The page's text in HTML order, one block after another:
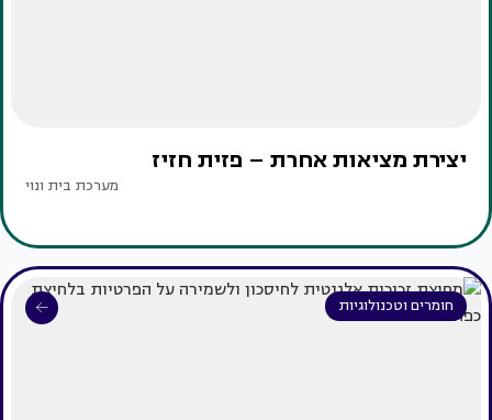
יצירת מציאות אחרת – פזית חזיז
מערכת בית ונוי
חומרים וטכנולוגיות